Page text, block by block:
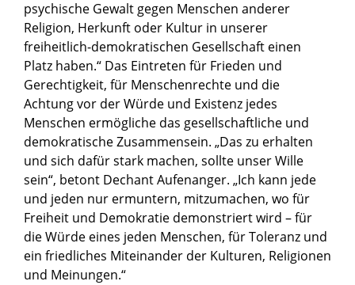
psychische Gewalt gegen Menschen anderer
Religion, Herkunft oder Kultur in unserer
freiheitlich-demokratischen Gesellschaft einen
Platz haben.“ Das Eintreten für Frieden und
Gerechtigkeit, für Menschenrechte und die
Achtung vor der Würde und Existenz jedes
Menschen ermögliche das gesellschaftliche und
demokratische Zusammensein. „Das zu erhalten
und sich dafür stark machen, sollte unser Wille
sein“, betont Dechant Aufenanger. „Ich kann jede
und jeden nur ermuntern, mitzumachen, wo für
Freiheit und Demokratie demonstriert wird – für
die Würde eines jeden Menschen, für Toleranz und
ein friedliches Miteinander der Kulturen, Religionen
und Meinungen.“